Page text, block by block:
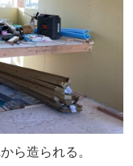
ら造られる。